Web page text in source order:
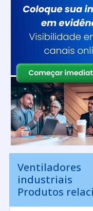
Ventiladores
industriais
Produtos